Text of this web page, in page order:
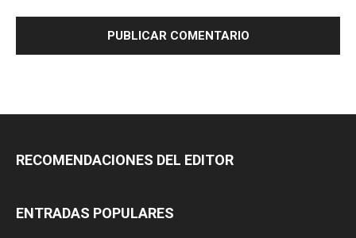
RECOMENDACIONES DEL EDITOR
ENTRADAS POPULARES